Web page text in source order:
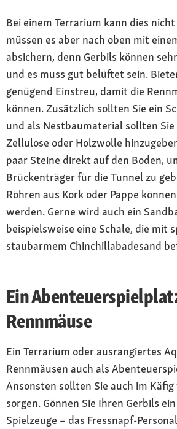
Bei einem Terrarium kann dies nicht
müssen es aber nach oben mit
absichern, denn Gerbils können
und es muss gut belüftet sein.
genügend Einstreu, damit die
können. Zusätzlich sollten Sie ein
und als Nestbaumaterial sollten
Zellulose oder Holzwolle
paar Steine direkt auf den Boden,
Brückenträger für die Tunnel zu
Röhren aus Kork oder Pappe
werden. Gerne wird auch ein
beispielsweise eine Schale, die mit
staubarmem Chinchillabadesand
Ein
Rennmäuse
Ein Terrarium oder ausrangiertes
Rennmäusen auch als
Ansonsten sollten Sie auch im
sorgen. Gönnen Sie Ihren Gerbils
Spielzeuge – das Fressnapf-